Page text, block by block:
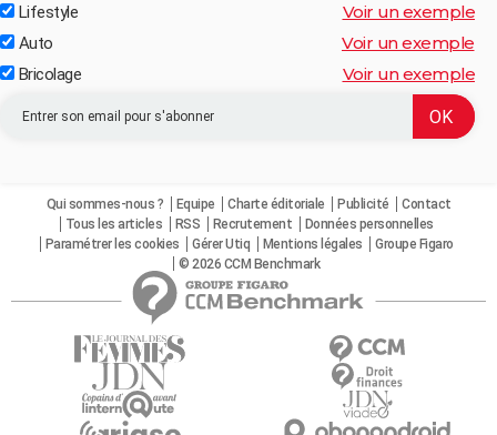
Lifestyle Voir un exemple
Auto Voir un exemple
Bricolage Voir un exemple
Qui sommes-nous ? Equipe Charte éditoriale Publicité
Contact
Tous les articles
RSS Recrutement
Données personnelles
Paramétrer les cookies
Gérer Utiq Mentions légales
Groupe Figaro
© 2026 CCM Benchmark